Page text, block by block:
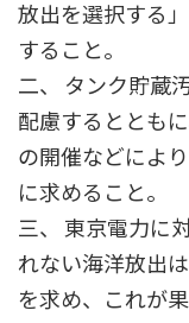
放出を選択する
すること。
二、 タンク貯蔵
配慮するととも
の開催などによ
に求めること。
三、 東京電力に
れない海洋放出
を求め、これが